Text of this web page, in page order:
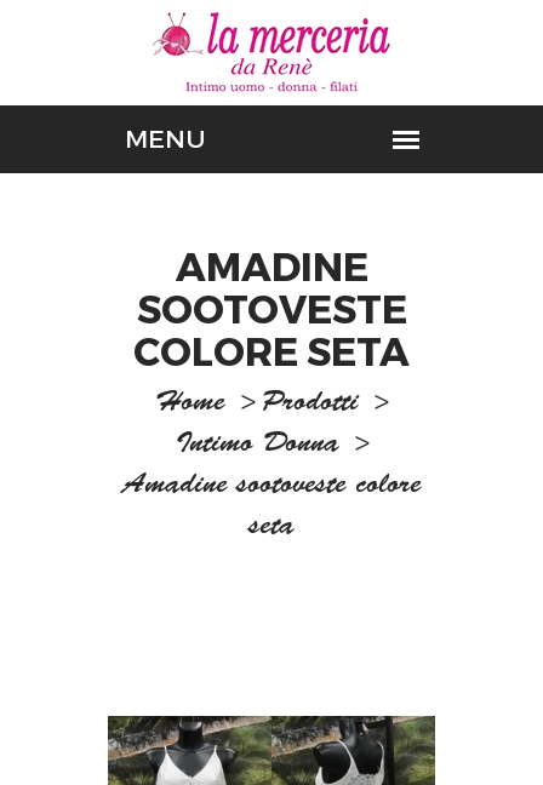
AMADINE
SOOTOVESTE
COLORE SETA
Home > Prodotti >
Intimo Donna >
Amadine sootoveste colore
seta